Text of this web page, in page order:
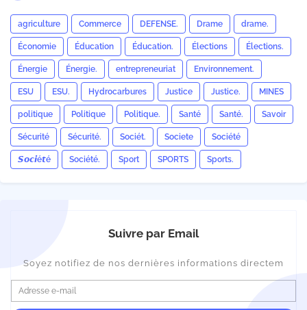
agriculture Commerce DEFENSE. Drame drame.
Économie Éducation Éducation. Élections Élections.
Énergie Énergie. entrepreneuriat Environnement.
ESU ESU. Hydrocarbures Justice Justice. MINES
politique Politique Politique. Santé Santé. Savoir
Sécurité Sécurité. Sociét. Societe Société
𝙎𝙤𝙘𝙞é𝙩é Société. Sport SPORTS Sports.
Suivre par Email
Soyez notifiez de nos dernières informations directem